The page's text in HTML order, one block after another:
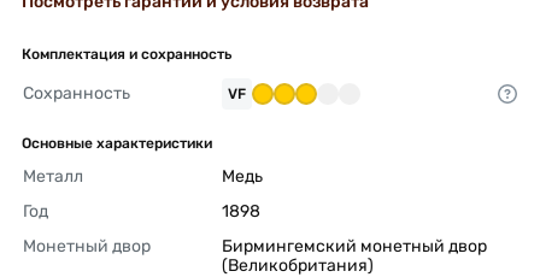
Комплектация и сохранность
Сохранность VF
Основные характеристики
Металл
Медь
Год
1898
Монетный двор
Бирмингемский монетный двор
(Великобритания)